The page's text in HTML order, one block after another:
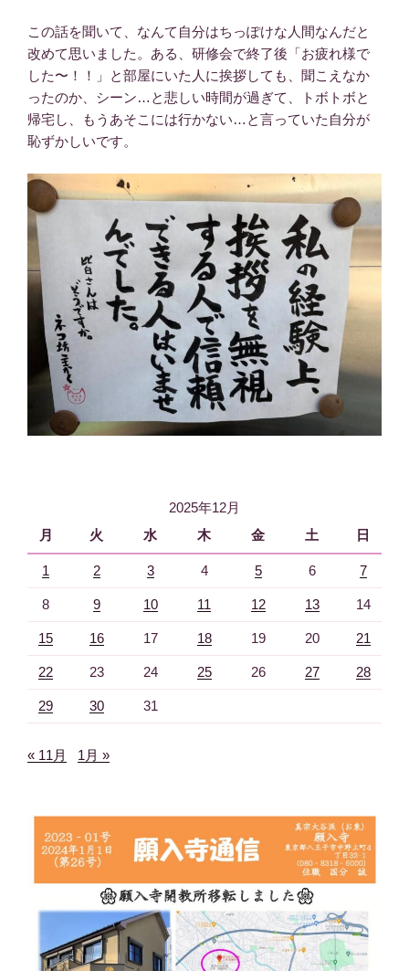
この話を聞いて、なんて自分はちっぽけな人間なんだと
改めて思いました。ある、研修会で終了後「お疲れ様で
した〜！！」と部屋にいた人に挨拶しても、聞こえなか
ったのか、シーン…と悲しい時間が過ぎて、トボトボと
帰宅し、もうあそこには行かない…と言っていた自分が
恥ずかしいです。
2025年12月
月
火 水 木 金 土 日
1 2 3 4 5 6 7
8 9 10 11 12 13 14
15 16 17 18 19 20 21
22 23 24 25 26 27 28
29 30 31
« 11月 1月 »